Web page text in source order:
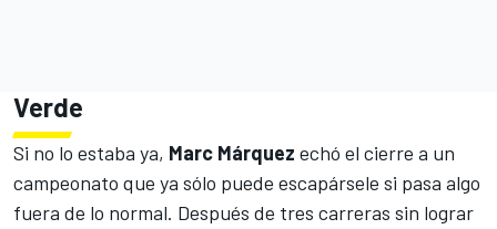
Verde
Si no lo estaba ya, Marc Márquez echó el cierre a un
campeonato que ya sólo puede escapársele si pasa algo
fuera de lo normal. Después de tres carreras sin lograr